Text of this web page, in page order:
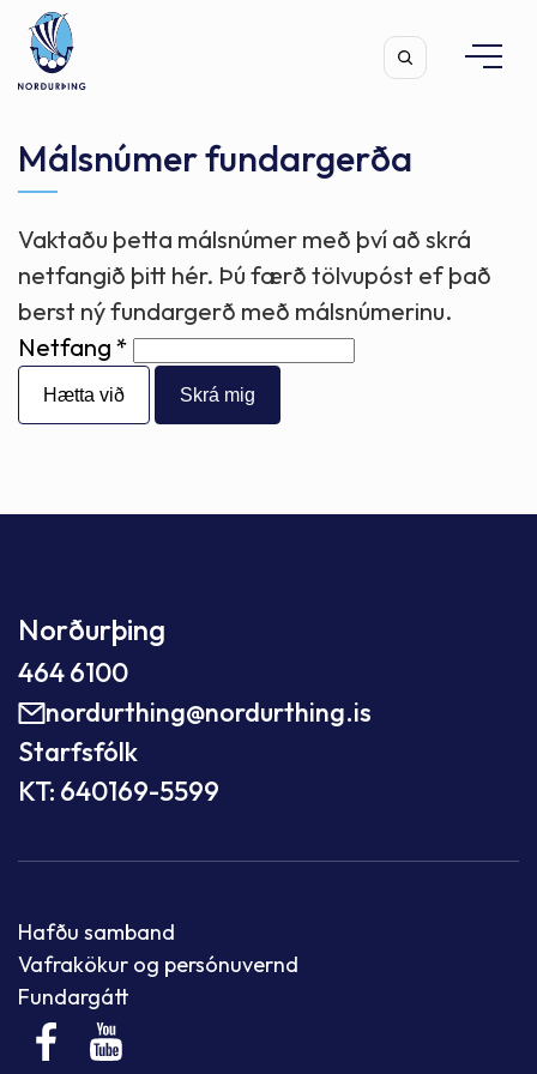
Leita
Málsnúmer fundargerða
Vaktaðu þetta málsnúmer með því að skrá
netfangið þitt hér. Þú færð tölvupóst ef það
berst ný fundargerð með málsnúmerinu.
Netfang
Hætta við
Norðurþing
464 6100
nordurthing@nordurthing.is
Starfsfólk
KT: 640169-5599
Hafðu samband
Vafrakökur og persónuvernd
Fundargátt